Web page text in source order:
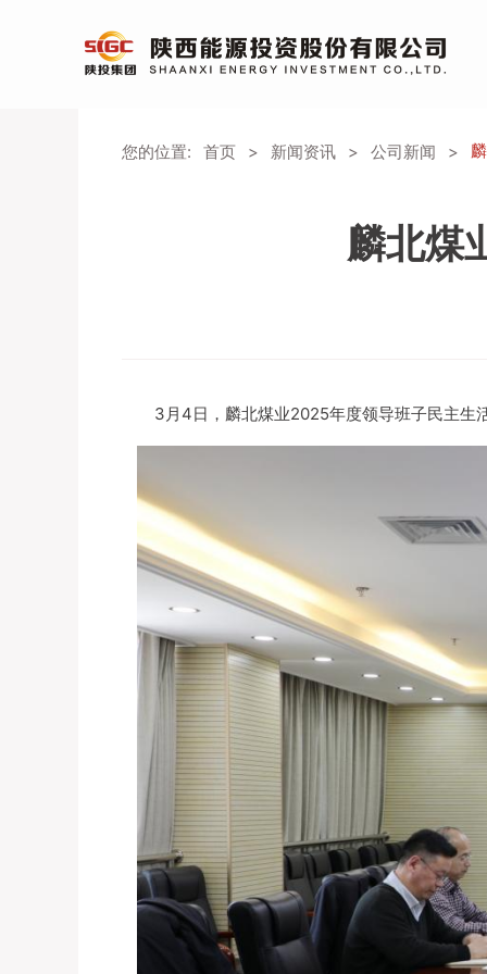
您的位置: 首页 > 新闻资讯 > 公司新闻 >
麟北煤
3月4日，麟北煤业2025年度领导班子民主生